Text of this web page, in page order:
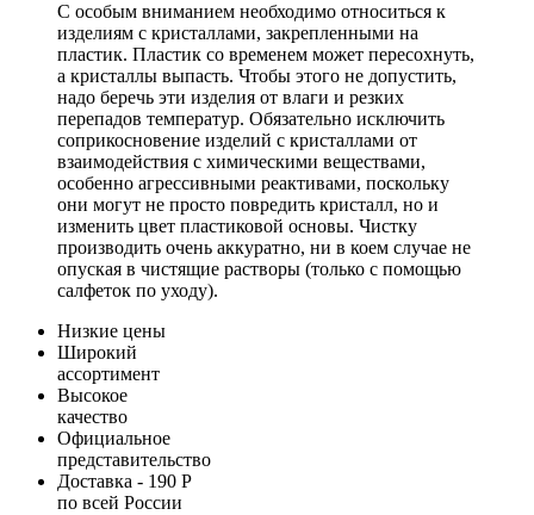
С особым вниманием необходимо относиться к
изделиям с кристаллами, закрепленными на
пластик. Пластик со временем может пересохнуть,
а кристаллы выпасть. Чтобы этого не допустить,
надо беречь эти изделия от влаги и резких
перепадов температур. Обязательно исключить
соприкосновение изделий с кристаллами от
взаимодействия с химическими веществами,
особенно агрессивными реактивами, поскольку
они могут не просто повредить кристалл, но и
изменить цвет пластиковой основы. Чистку
производить очень аккуратно, ни в коем случае не
опуская в чистящие растворы (только с помощью
салфеток по уходу).
Низкие цены
Широкий
ассортимент
Высокое
качество
Официальное
представительство
Доставка - 190 Р
по всей России